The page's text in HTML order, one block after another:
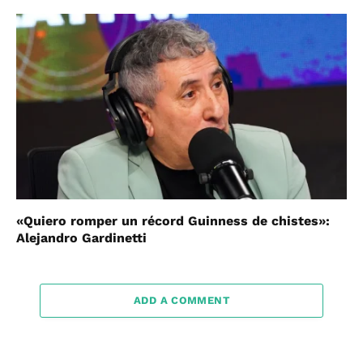
«Quiero romper un récord Guinness de chistes»:
Alejandro Gardinetti
ADD A COMMENT